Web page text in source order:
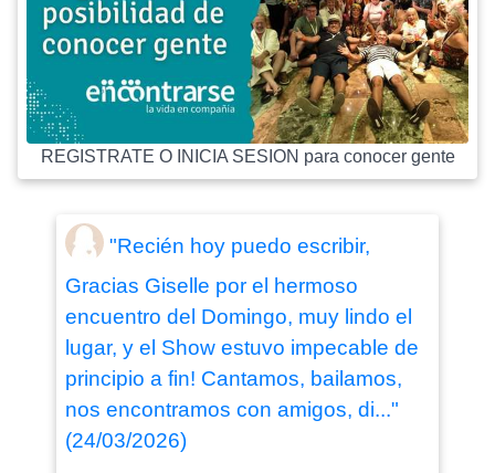
REGISTRATE O INICIA SESION para conocer gente
"Recién hoy puedo escribir,
Gracias Giselle por el hermoso
encuentro del Domingo, muy lindo el
lugar, y el Show estuvo impecable de
principio a fin! Cantamos, bailamos,
nos encontramos con amigos, di..."
(24/03/2026)